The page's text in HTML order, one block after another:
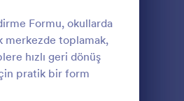
Formu, okullarda
toplamak,
hızlı geri dönüş
pratik bir form
Önizleme: Referrers Programı